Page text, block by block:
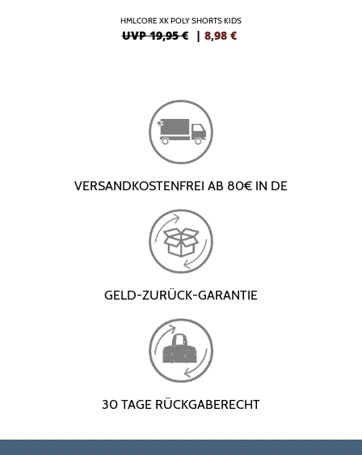
HMLCORE XK POLY SHORTS KIDS
UVP 19,95 € | 8,98 €
VERSANDKOSTENFREI AB 80€ IN DE
GELD-ZURÜCK-GARANTIE
30 TAGE RÜCKGABERECHT